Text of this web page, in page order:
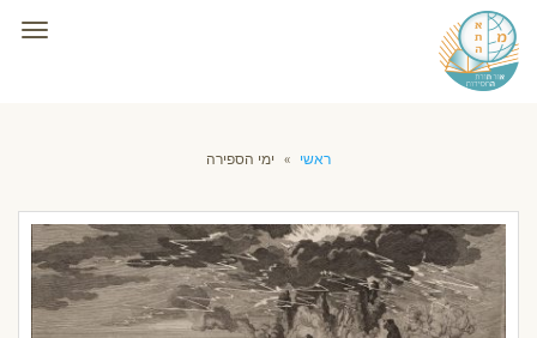
ראשי » ימי הספירה